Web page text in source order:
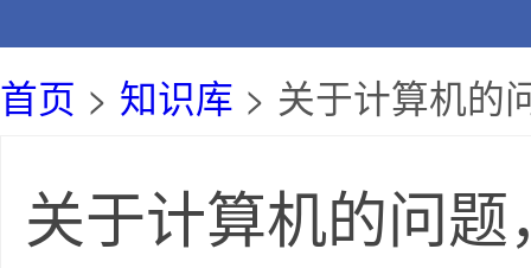
首页 > 知识库 > 关于计算机的
关于计算机的问